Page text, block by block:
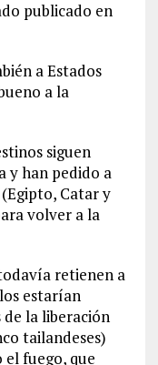
publicado en
a Estados
a la
siguen
y han pedido a
Catar y
volver a la
retienen a
estarían
de la liberación
tailandeses)
fuego, que